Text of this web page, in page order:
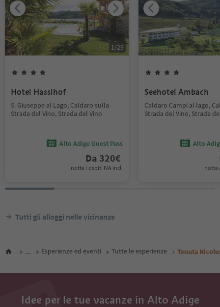
1/29
Hotel Hasslhof
S. Giuseppe al Lago, Caldaro sulla
Strada del Vino, Strada del Vino
Alto Adige Guest Pass
Da 320€
notte / ospiti IVA incl.
Seehotel Ambach
Caldaro Campi al lago,
Strada del Vino, Strada
Alto
notte
Tutti gli alloggi nelle vicinanze
... Esperienze ed eventi Tutte le esperienze Tenuta
Idee per le tue vacanze in Alto Adige